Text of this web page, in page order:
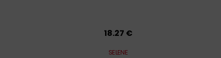
18.27 €
SELENE